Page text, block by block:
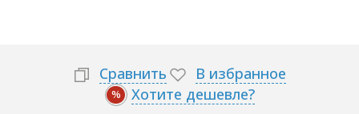
Сравнить В избранное
% Хотите дешевле?